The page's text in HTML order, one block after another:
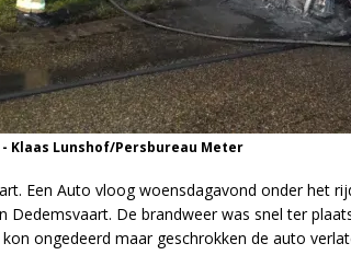
Klaas Lunshof/Persbureau Meter
Een Auto vloog woensdagavond onder het
Dedemsvaart. De brandweer was snel ter
ongedeerd maar geschrokken de auto